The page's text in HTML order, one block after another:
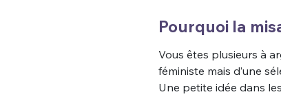
Pourquoi la
Vous êtes plusieurs à
féministe mais d’une
Une petite idée dans